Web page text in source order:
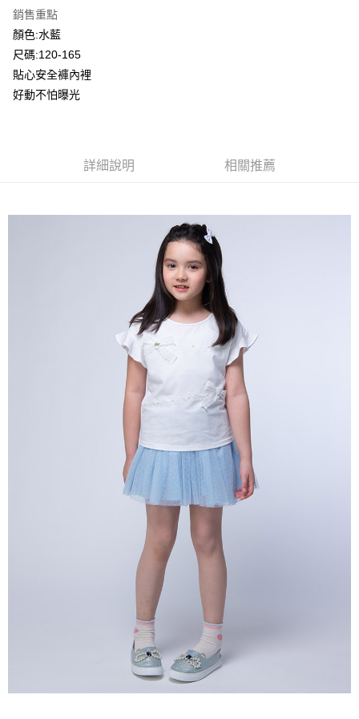
Google Pay
ATM付款
運送方式
全家付款取貨
每筆NT$80，滿NT$2,000(含以上)免運費
每筆NT$80，滿NT$2,000(含以上)免運費
每筆NT$80，滿NT$2,000(含以上)免運費
每筆NT$80，滿NT$2,000(含以上)免運費
銷售重點
顏色:水藍
尺碼:120-165
貼心安全褲內裡
好動不怕曝光
詳細說明 相關推薦